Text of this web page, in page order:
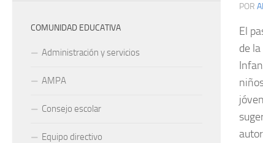
POR
El
de la
COMUNIDAD EDUCATIVA
Administración y servicios
AMPA
Consejo escolar
Equipo directivo